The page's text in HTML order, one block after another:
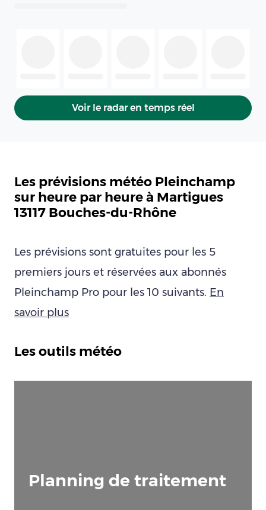
Voir le radar en temps réel
Les prévisions météo Pleinchamp
sur heure par heure à Martigues
13117 Bouches-du-Rhône
Les prévisions sont gratuites pour les 5
premiers jours et réservées aux abonnés
Pleinchamp Pro pour les 10 suivants. En
savoir plus
Les outils météo
Planning de traitement